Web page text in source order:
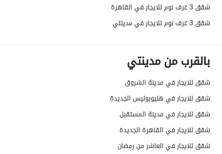
شقق 3 غرف نوم للايجار في القاهرة
شقق 3 غرف نوم للايجار في مدينتي
بالقرب من مدينتي
شقق للايجار في مدينة الشروق
شقق للايجار في هليوبوليس الجديدة
شقق للايجار في مدينة المستقبل
شقق للايجار في القاهرة الجديدة
شقق للايجار في العاشر من رمضان